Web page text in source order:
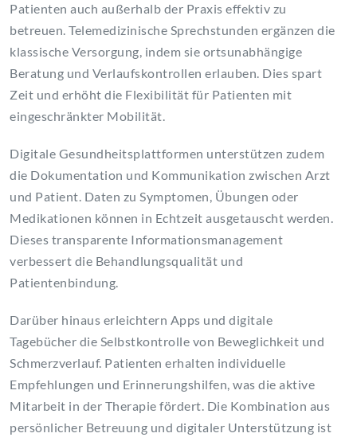
Patienten auch außerhalb der Praxis effektiv zu
betreuen. Telemedizinische Sprechstunden ergänzen die
klassische Versorgung, indem sie ortsunabhängige
Beratung und Verlaufskontrollen erlauben. Dies spart
Zeit und erhöht die Flexibilität für Patienten mit
eingeschränkter Mobilität.
Digitale Gesundheitsplattformen unterstützen zudem
die Dokumentation und Kommunikation zwischen Arzt
und Patient. Daten zu Symptomen, Übungen oder
Medikationen können in Echtzeit ausgetauscht werden.
Dieses transparente Informationsmanagement
verbessert die Behandlungsqualität und
Patientenbindung.
Darüber hinaus erleichtern Apps und digitale
Tagebücher die Selbstkontrolle von Beweglichkeit und
Schmerzverlauf. Patienten erhalten individuelle
Empfehlungen und Erinnerungshilfen, was die aktive
Mitarbeit in der Therapie fördert. Die Kombination aus
persönlicher Betreuung und digitaler Unterstützung ist